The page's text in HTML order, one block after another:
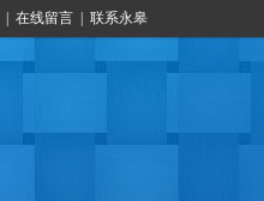
在线留言 联系永皋